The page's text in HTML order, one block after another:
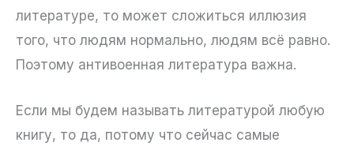
литературе, то может сложиться иллюзия
того, что людям нормально, людям всё равно.
Поэтому антивоенная литература важна.
Если мы будем называть литературой любую
книгу, то да, потому что сейчас самые